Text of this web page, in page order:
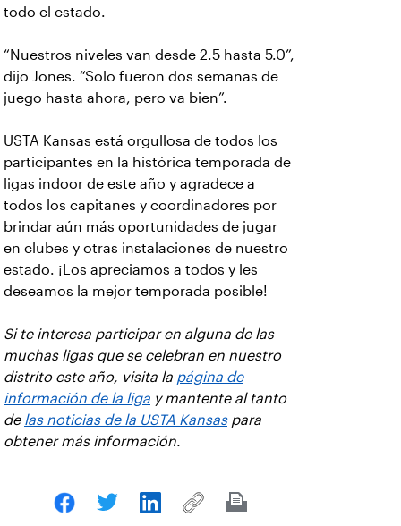
todo el estado.
“Nuestros niveles van desde 2.5 hasta 5.0”,
dijo Jones. “Solo fueron dos semanas de
juego hasta ahora, pero va bien”.
USTA Kansas está orgullosa de todos los
participantes en la histórica temporada de
ligas indoor de este año y agradece a
todos los capitanes y coordinadores por
brindar aún más oportunidades de jugar
en clubes y otras instalaciones de nuestro
estado. ¡Los apreciamos a todos y les
deseamos la mejor temporada posible!
Si te interesa participar en alguna de las
muchas ligas que se celebran en nuestro
distrito este año, visita la página de
información de la liga y mantente al tanto
de las noticias de la USTA Kansaspara
obtener más información.